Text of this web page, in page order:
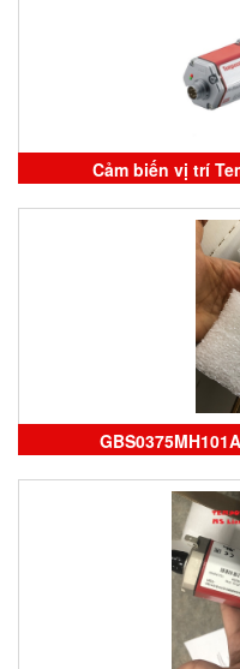
Cảm biến vị trí
GBS0600MV101A0SC,